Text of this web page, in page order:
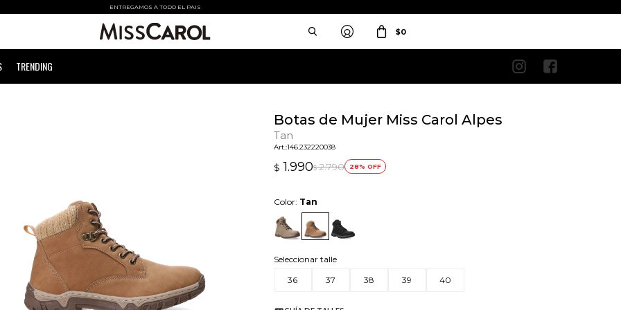
ENTREGAMOS A TODO EL PAIS
TRENDING
$0
 
Botas de Mujer Miss Carol Alpes
Tan
146.232220038
$ 1.990$ 2.790 28
Color: Tan
Seleccionar talle
36
37 38 39 40